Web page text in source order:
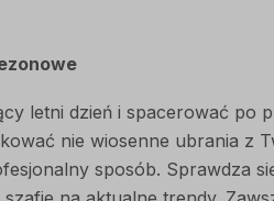
letni dzień i spacerować po
nie wiosenne ubrania z
sposób. Sprawdza